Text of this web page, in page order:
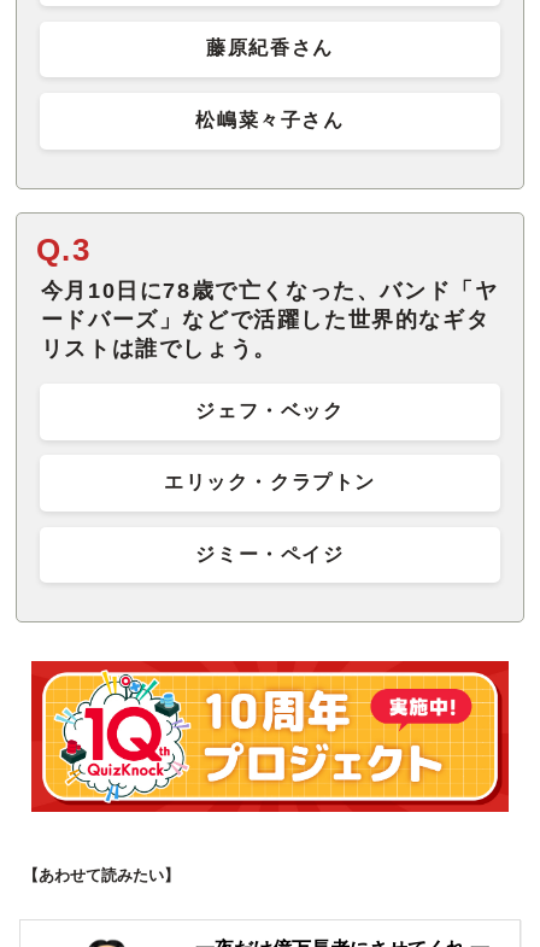
藤原紀香さん
松嶋菜々子さん
Q.3
今月10日に78歳で亡くなった、バンド「ヤ
ードバーズ」などで活躍した世界的なギタ
リストは誰でしょう。
ジェフ・ベック
エリック・クラプトン
ジミー・ペイジ
【あわせて読みたい】